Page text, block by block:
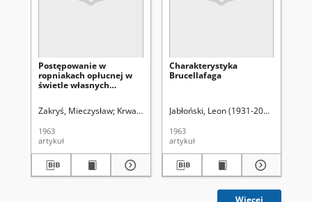
Postępowanie w
ropniakach opłucnej w
świetle własnych
Zakryś, Mieczysław Krwawicz, Tadeusz (1910-1988). Redaktor sekcji
1963
artykuł
Charakterystyka
Brucellafaga
Jabłoński, Leon (1931-2008)
1963
artykuł
Więcej